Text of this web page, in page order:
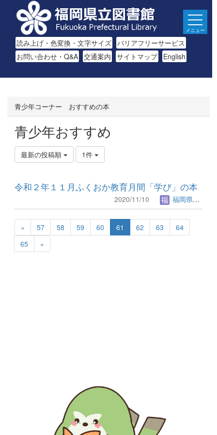
読み上げ・色変換・文字サイズ バリアフリーサービス
お問い合わせ・Q&A 交通案内 サイトマップ English
メニュー
青少年コーナー おすすめの本
青少年おすすめ
最新の投稿順 1件
令和２年１１月ふくおか教育月間「学び」の本
2020/11/10 福岡県立図書館.
« 57 58 59 60 61 62 63
64
65
»